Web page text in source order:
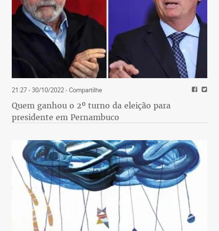
21:27 - 30/10/2022- Compartilhe
Quem ganhou o 2º turno da eleição para
presidente em Pernambuco